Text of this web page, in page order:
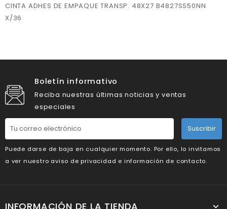
CINTA ADHES DE EMPAQUE TRANSP. 48X27 B4827SS50NN
X/36
Boletín informativo
Reciba nuestras últimas noticias y ventas
especiales
Suscribir
Puede darse de baja en cualquier momento. Por ello, lo invitamos
a ver nuestro aviso de privacidad e información de contacto.
INFORMACIÓN DE LA TIENDA